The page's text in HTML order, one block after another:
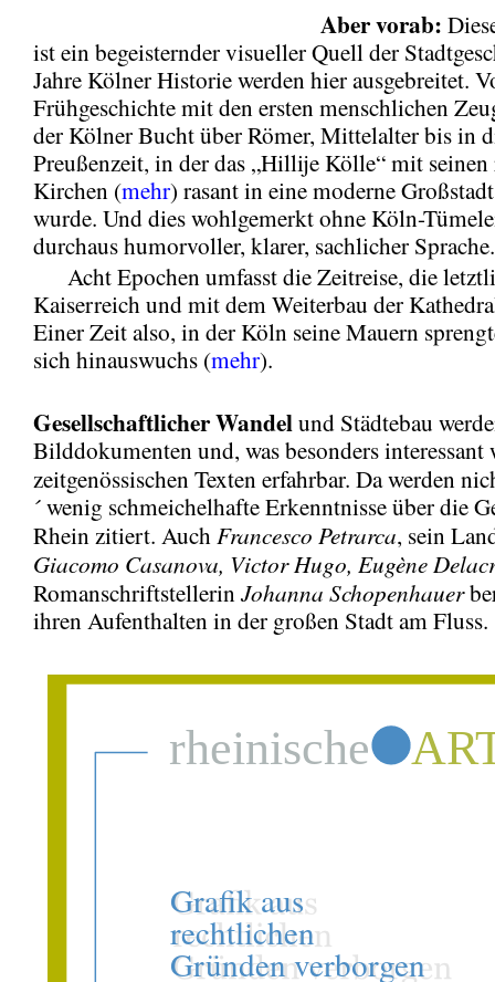
Aber vorab:
ist ein begeisternder visueller Quell der
Jahre Kölner Historie werden hier ausgebreitet.
Frühgeschichte mit den ersten menschlichen
der Kölner Bucht über Römer, Mittelalter bis in
Preußenzeit, in der das „Hillije Kölle“ mit
Kirchen (mehr) rasant in eine moderne
wurde. Und dies wohlgemerkt ohne Köln-
durchaus humorvoller, klarer, sachlicher Sprache.
Acht Epochen umfasst die Zeitreise, die
Kaiserreich und mit dem Weiterbau der
Einer Zeit also, in der Köln seine Mauern
sich hinauswuchs (mehr).
Gesellschaftlicher Wandelund Städtebau
Bilddokumenten und, was besonders
zeitgenössischen Texten erfahrbar. Da werden
´ wenig schmeichelhafte Erkenntnisse über die
Rhein zitiert. Auch Francesco Petrarca, sein
Giacomo Casanova, Victor Hugo, Eugène
Romanschriftstellerin Johanna Schopenhauer
ihren Aufenthalten in der großen Stadt am Fluss.